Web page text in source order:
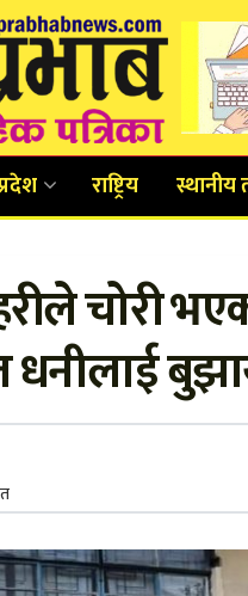
राष्ट्रिय स्थानीय
चोरी
धनीलाई